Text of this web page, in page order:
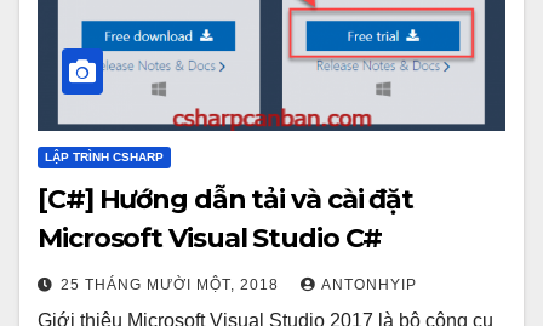
LẬP TRÌNH CSHARP
[C#] Hướng dẫn tải và cài đặt
Microsoft Visual Studio C#
25 THÁNG MƯỜI MỘT, 2018 ANTONHYIP
Giới thiệu Microsoft Visual Studio 2017 là bộ công cụ